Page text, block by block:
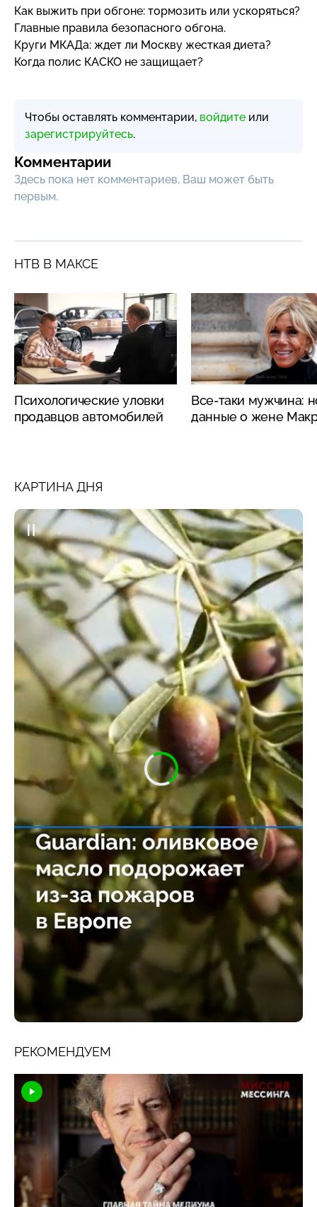
Как выжить при обгоне: тормозить или ускоряться?
Главные правила безопасного обгона.
Круги МКАДа: ждет ли Москву жесткая диета?
Когда полис КАСКО не защищает?
Чтобы оставлять комментарии, войдите или
зарегистрируйтесь.
Комментарии
Здесь пока нет комментариев, Ваш может быть
первым.
НТВ В МАКСЕ
Психологические уловки
продавцов автомобилей
Все-таки мужчина:
данные о жене
КАРТИНА ДНЯ
РЕКОМЕНДУЕМ